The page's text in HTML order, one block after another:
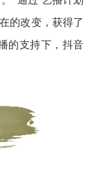
的改变，获得了
的支持下，抖音